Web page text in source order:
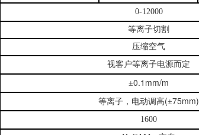
0-12000
等离子切割
压缩空气
视客户等离子电源而定
±0.1mm/m
等离子，电动调高(±75mm)
1600